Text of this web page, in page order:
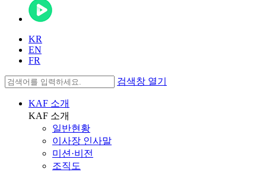
KR
EN
FR
검색창 열기
KAF 소개
KAF 소개
일반현황
이사장 인사말
미션·비전
조직도